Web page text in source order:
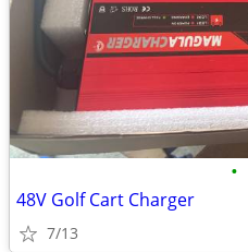
•
48V Golf Cart Charger
7/13